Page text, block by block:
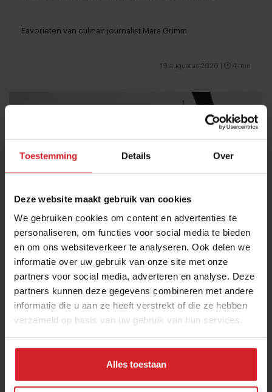
Toestemming Details Over
Deze website maakt gebruik van cookies
We gebruiken cookies om content en advertenties te
personaliseren, om functies voor social media te bieden
en om ons websiteverkeer te analyseren. Ook delen we
informatie over uw gebruik van onze site met onze
partners voor social media, adverteren en analyse. Deze
partners kunnen deze gegevens combineren met andere
informatie die u aan ze heeft verstrekt of die ze hebben
verzameld op basis van uw gebruik van hun services.
Alles toestaan
Favorieten van culinair journalist Mara Grimm
19 augustus 2020 4 min
Gidsen vs Online